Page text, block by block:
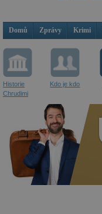
Domů Zprávy Krimi
Historie
Chrudimi
Kdo je kdo